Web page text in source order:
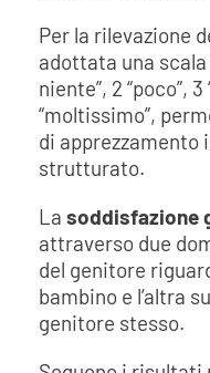
Per la rilevazione
adottata una scala
niente”, 2 “poco”,
“moltissimo”,
di apprezzamento
strutturato.
La soddisfazione
attraverso due
del genitore
bambino e l’altra
genitore stesso.